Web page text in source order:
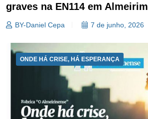
graves na EN114 em Almeirim
BY-Daniel Cepa 7 de junho, 2026
ONDE HÁ CRISE, HÁ ESPERANÇA